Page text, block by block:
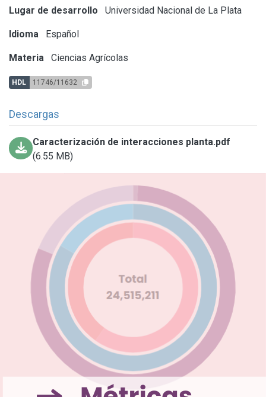
Lugar de desarrollo Universidad Nacional de La Plata
Idioma Español
Materia Ciencias Agrícolas
HDL 11746/11632
Descargas
Caracterización de interacciones planta.pdf
(6.55 MB)